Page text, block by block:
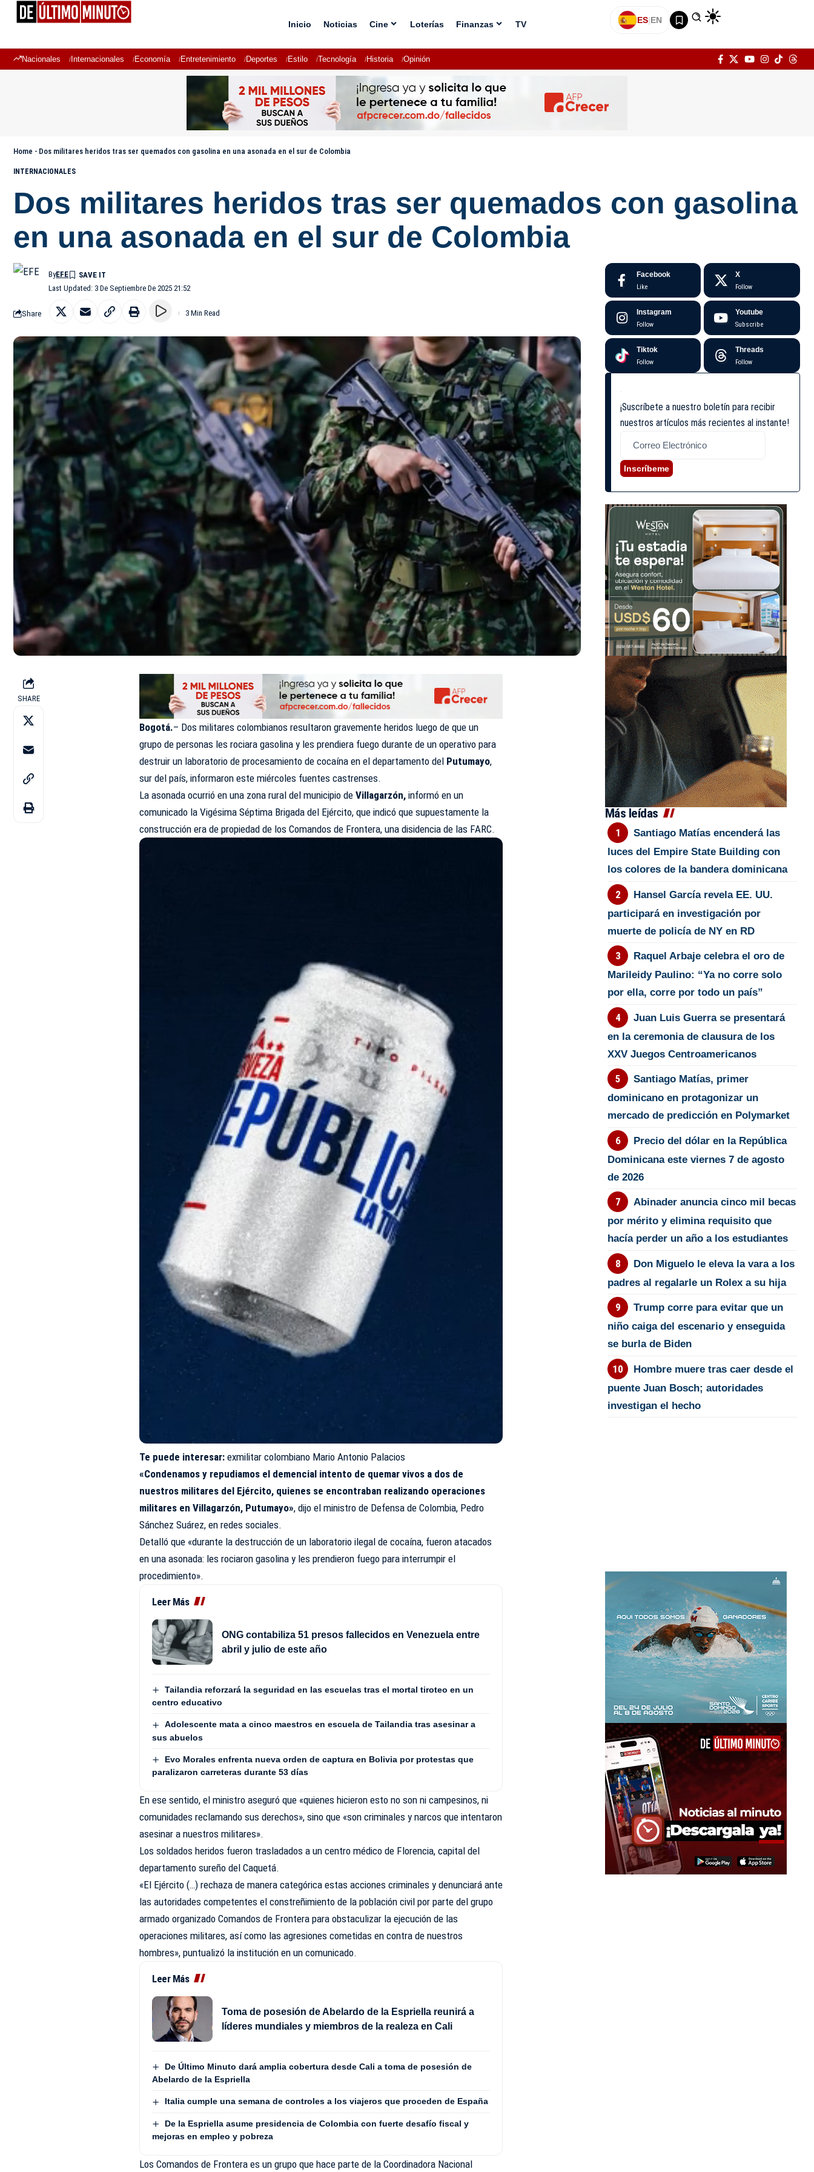
Inicio Noticias Cine Loterías Finanzas TV ES|EN
Nacionales Internacionales Economía Entretenimiento Deportes Estilo Tecnología Historia Opinión
Home - Dos militares heridos tras ser quemados con gasolina en una asonada en el sur de Colombia
INTERNACIONALES
Dos militares heridos tras ser quemados con gasolina
en una asonada en el sur de Colombia
Last Updated: 3 De Septiembre De 2025 21:52
ByEFE
Share 3 Min Read
SHARE
Bogotá.– Dos militares colombianos resultaron gravemente heridos luego de que un
grupo de personas les rociara gasolina y les prendiera fuego durante de un operativo para
destruir un laboratorio de procesamiento de cocaína en el departamento del Putumayo,
sur del país, informaron este miércoles fuentes castrenses.
La asonada ocurrió en una zona rural del municipio deVillagarzón, informó en un
comunicado la Vigésima Séptima Brigada del Ejército, que indicó que supuestamente la
construcción era de propiedad de los Comandos de Frontera, una disidencia de las FARC.
Te puede interesar:exmilitar colombiano Mario Antonio Palacios
«Condenamos y repudiamos el demencial intento de quemar vivos a dos de
nuestros militares del Ejército, quienes se encontraban realizando operaciones
militares en Villagarzón, Putumayo», dijo el ministro de Defensa de Colombia, Pedro
Sánchez Suárez, en redes sociales.
Detalló que «durante la destrucción de un laboratorio ilegal de cocaína, fueron atacados
en una asonada: les rociaron gasolina y les prendieron fuego para interrumpir el
procedimiento».
Leer Más
ONG contabiliza 51 presos fallecidos en Venezuela entre
abril y julio de este año
Tailandia reforzará la seguridad en las escuelas tras el mortal tiroteo en un
centro educativo
Adolescente mata a cinco maestros en escuela de Tailandia tras asesinar a
sus abuelos
Evo Morales enfrenta nueva orden de captura en Bolivia por protestas que
paralizaron carreteras durante 53 días
En ese sentido, el ministro aseguró que «quienes hicieron esto no son ni campesinos, ni
comunidades reclamando sus derechos», sino que «son criminales y narcos que intentaron
asesinar a nuestros militares».
Los soldados heridos fueron trasladados a un centro médico de Florencia, capital del
departamento sureño del Caquetá.
«El Ejército (…) rechaza de manera categórica estas acciones criminales y denunciará ante
las autoridades competentes el constreñimiento de la población civil por parte del grupo
armado organizado Comandos de Frontera para obstaculizar la ejecución de las
operaciones militares, así como las agresiones cometidas en contra de nuestros
hombres», puntualizó la institución en un comunicado.
Leer Más
Toma de posesión de Abelardo de la Espriella reunirá a
líderes mundiales y miembros de la realeza en Cali
De Último Minuto dará amplia cobertura desde Cali a toma de posesión de
Abelardo de la Espriella
Italia cumple una semana de controles a los viajeros que proceden de España
De la Espriella asume presidencia de Colombia con fuerte desafío fiscal y
mejoras en empleo y pobreza
Los Comandos de Frontera es un grupo que hace parte de la Coordinadora Nacional
Facebook
Like
X
Follow
Instagram
Follow
Youtube
Subscribe
Tiktok
Follow
Threads
Follow
¡Suscríbete a nuestro boletín para recibir
nuestros artículos más recientes al instante!
Inscríbeme
Más leídas
Santiago Matías encenderá las
luces del Empire State Building con
los colores de la bandera dominicana
Hansel García revela EE. UU.
participará en investigación por
muerte de policía de NY en RD
Raquel Arbaje celebra el oro de
Marileidy Paulino: “Ya no corre solo
por ella, corre por todo un país”
Juan Luis Guerra se presentará
en la ceremonia de clausura de los
XXV Juegos Centroamericanos
Santiago Matías, primer
dominicano en protagonizar un
mercado de predicción en Polymarket
Precio del dólar en la República
Dominicana este viernes 7 de agosto
de 2026
Abinader anuncia cinco mil becas
por mérito y elimina requisito que
hacía perder un año a los estudiantes
Don Miguelo le eleva la vara a los
padres al regalarle un Rolex a su hija
Trump corre para evitar que un
niño caiga del escenario y enseguida
se burla de Biden
Hombre muere tras caer desde el
puente Juan Bosch; autoridades
investigan el hecho